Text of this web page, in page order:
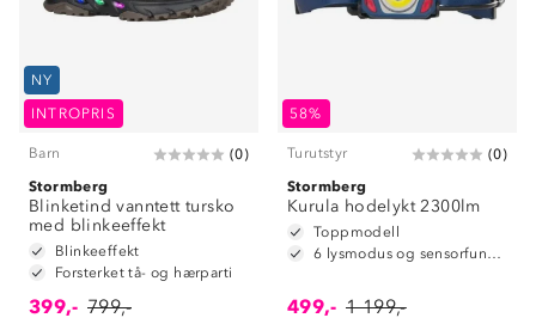
NY
INTROPRIS
Barn (0)
Stormberg
Blinketind vanntett tursko
med blinkeeffekt
Blinkeeffekt
Forsterket tå- og hærparti
399,- 799,-
58%
Turutstyr (0)
Stormberg
Kurula hodelykt 2300lm
Toppmodell
6 lysmodus og sensorfunksjon
499,- 1 199,-